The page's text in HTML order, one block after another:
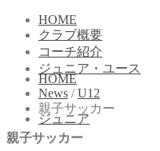
HOME
クラブ概要
コーチ紹介
ジュニア・ユース
ジュニア
HOME
News /U12
親子サッカー
親子サッカー